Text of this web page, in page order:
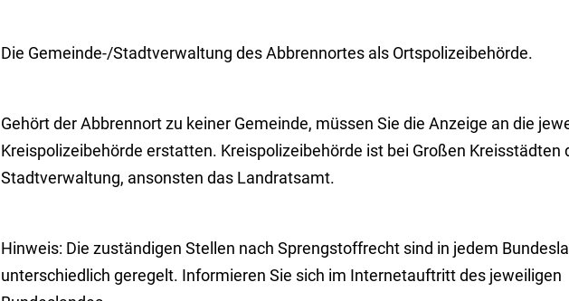
Die Gemeinde-/Stadtverwaltung des Abbrennortes als Ortspolizeibehörde.
Gehört der Abbrennort zu keiner Gemeinde, müssen Sie die Anzeige an die
Kreispolizeibehörde erstatten. Kreispolizeibehörde ist bei Großen Kreisstädten
Stadtverwaltung, ansonsten das Landratsamt.
Hinweis: Die zuständigen Stellen nach Sprengstoffrecht sind in jedem
unterschiedlich geregelt. Informieren Sie sich im Internetauftritt des jeweiligen